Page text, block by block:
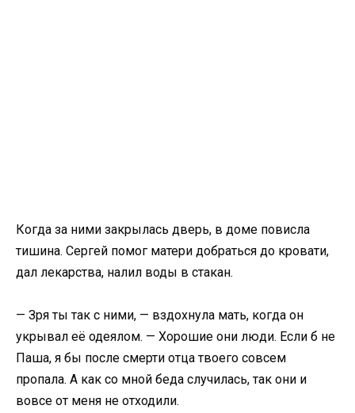
Когда за ними закрылась дверь, в доме повисла
тишина. Сергей помог матери добраться до кровати,
дал лекарства, налил воды в стакан.
— Зря ты так с ними, — вздохнула мать, когда он
укрывал её одеялом. — Хорошие они люди. Если б не
Паша, я бы после смерти отца твоего совсем
пропала. А как со мной беда случилась, так они и
вовсе от меня не отходили.